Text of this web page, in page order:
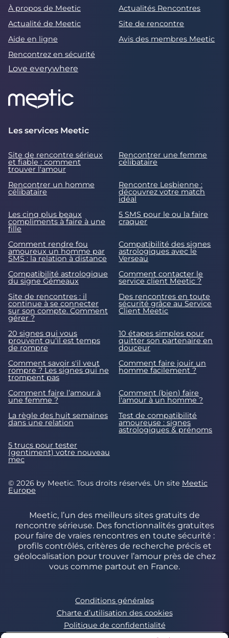
À propos de Meetic
Actualités Rencontres
Actualité de Meetic
Site de rencontre
Aide en ligne
Avis des membres Meetic
Rencontrez en sécurité
Love everywhere
Les services Meetic
Site de rencontre sérieux
et fiable : comment
trouver l'amour
Rencontrer une femme
célibataire
Rencontrer un homme
célibataire
Rencontre Lesbienne :
découvrez votre match
idéal
Les cinq plus beaux
compliments à faire à une
fille
5 SMS pour le ou la faire
craquer
Comment rendre fou
amoureux un homme par
SMS : la relation à distance
Compatibilité des signes
astrologiques avec le
Verseau
Compatibilité astrologique
du signe Gémeaux
Comment contacter le
service client Meetic ?
Site de rencontres : il
continue à se connecter
sur son compte. Comment
gérer ?
Des rencontres en toute
sécurité grâce au Service
Client Meetic
20 signes qui vous
prouvent qu'il est temps
de rompre
10 étapes simples pour
quitter son partenaire en
douceur
Comment savoir s'il veut
rompre ? Les signes qui ne
trompent pas
Comment faire jouir un
homme facilement ?
Comment faire l’amour à
une femme ?
Comment (bien) faire
l'amour à un homme ?
La règle des huit semaines
dans une relation
Test de compatibilité
amoureuse : signes
astrologiques & prénoms
5 trucs pour tester
(gentiment) votre nouveau
mec
© 2026 by Meetic. Tous droits réservés. Un site Meetic
Europe
Meetic, l’un des meilleurs sites gratuits de
rencontre sérieuse. Des fonctionnalités gratuites
pour faire de vraies rencontres en toute sécurité :
profils contrôlés, critères de recherche précis et
géolocalisation pour trouver l’amour près de chez
vous comme partout en France.
Conditions générales
Charte d’utilisation des cookies
Politique de confidentialité